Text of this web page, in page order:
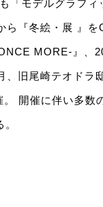
「モデルグラフ
ら『冬絵・展 』
MORE-』、
、旧尾崎テオド
開催に伴い多数